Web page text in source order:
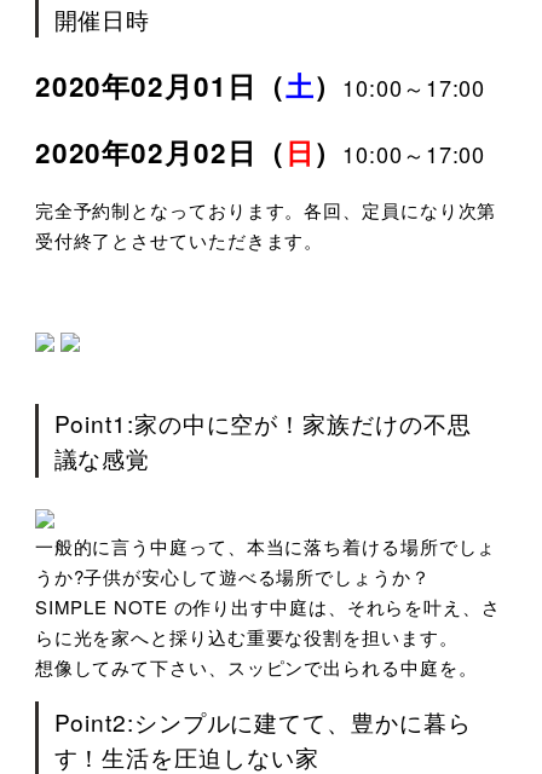
開催日時
2020年02月01日（土） 10:00～17:00
2020年02月02日（日） 10:00～17:00
完全予約制となっております。各回、定員になり次第
受付終了とさせていただきます。
Point1:家の中に空が！家族だけの不思
議な感覚
一般的に言う中庭って、本当に落ち着ける場所でしょ
うか?子供が安心して遊べる場所でしょうか？
SIMPLE NOTE の作り出す中庭は、それらを叶え、さ
らに光を家へと採り込む重要な役割を担います。
想像してみて下さい、スッピンで出られる中庭を。
Point2:シンプルに建てて、豊かに暮ら
す！生活を圧迫しない家